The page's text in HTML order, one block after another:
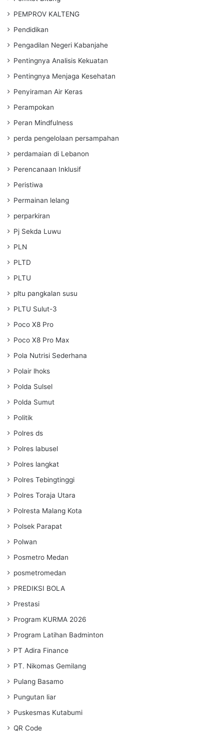
PEMPROV KALTENG
Pendidikan
Pengadilan Negeri Kabanjahe
Pentingnya Analisis Kekuatan
Pentingnya Menjaga Kesehatan
Penyiraman Air Keras
Perampokan
Peran Mindfulness
perda pengelolaan persampahan
perdamaian di Lebanon
Perencanaan Inklusif
Peristiwa
Permainan lelang
perparkiran
Pj Sekda Luwu
PLN
PLTD
PLTU
pltu pangkalan susu
PLTU Sulut-3
Poco X8 Pro
Poco X8 Pro Max
Pola Nutrisi Sederhana
Polair lhoks
Polda Sulsel
Polda Sumut
Politik
Polres ds
Polres labusel
Polres langkat
Polres Tebingtinggi
Polres Toraja Utara
Polresta Malang Kota
Polsek Parapat
Polwan
Posmetro Medan
posmetromedan
PREDIKSI BOLA
Prestasi
Program KURMA 2026
Program Latihan Badminton
PT Adira Finance
PT. Nikomas Gemilang
Pulang Basamo
Pungutan liar
Puskesmas Kutabumi
QR Code